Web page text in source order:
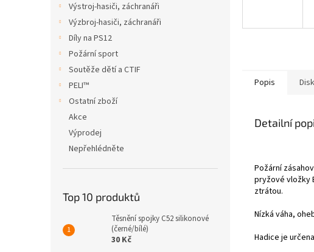
Výstroj-hasiči, záchranáři
Výzbroj-hasiči, záchranáři
Díly na PS12
Požární sport
Soutěže dětí a CTIF
PELI™
Ostatní zboží
Akce
Výprodej
Nepřehlédněte
Top 10 produktů
Těsnění spojky C52 silikonové
(černé/bílé)
30 Kč
Popis
Detailní
Požární
pryžové vložky
ztrátou.
Nízká váha,
Hadice je